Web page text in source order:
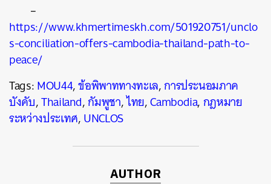
–
https://www.khmertimeskh.com/501920751/unclo
s-conciliation-offers-cambodia-thailand-path-to-
peace/
Tags:MOU44,ข้อพิพาททางทะเล,การประนอมภาค
บังคับ,Thailand,กัมพูชา,ไทย,Cambodia,กฎหมาย
ระหว่างประเทศ,UNCLOS
AUTHOR